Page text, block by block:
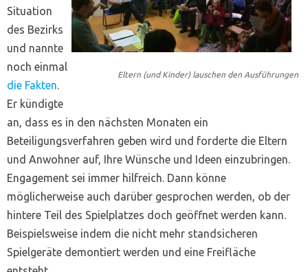
Eltern (und Kinder) lauschen den Ausführungen
Situation
des Bezirks
und nannte
noch einmal
die Fakten.
Er kündigte
an, dass es in den nächsten Monaten ein
Beteiligungsverfahren geben wird und forderte die Eltern
und Anwohner auf, Ihre Wünsche und Ideen einzubringen.
Engagement sei immer hilfreich. Dann könne
möglicherweise auch darüber gesprochen werden, ob der
hintere Teil des Spielplatzes doch geöffnet werden kann.
Beispielsweise indem die nicht mehr standsicheren
Spielgeräte demontiert werden und eine Freifläche